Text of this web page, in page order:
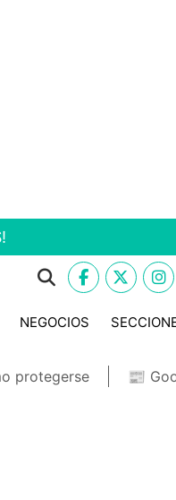
NEGOCIOS
protegerse 📰